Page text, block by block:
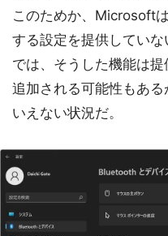
このためか、Microsoft
する設定を提供してい
では、そうした機能は
追加される可能性もあ
いえない状況だ。